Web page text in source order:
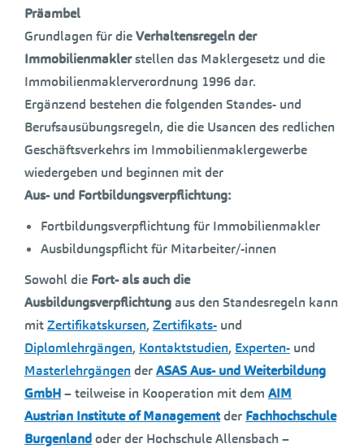
Präambel
Grundlagen für dieVerhaltensregeln der
Immobilienmaklerstellen das Maklergesetz und die
Immobilienmaklerverordnung 1996 dar.
Ergänzend bestehen die folgenden Standes- und
Berufsausübungsregeln, die die Usancen des redlichen
Geschäftsverkehrs im Immobilienmaklergewerbe
wiedergeben und beginnen mit der
Aus- und Fortbildungsverpflichtung:
Fortbildungsverpflichtung für Immobilienmakler
Ausbildungspflicht für Mitarbeiter/-innen
Sowohl die Fort- als auch die
Ausbildungsverpflichtungaus den Standesregeln kann
mitZertifikatskursen, Zertifikats- und
Diplomlehrgängen, Kontaktstudien, Experten- und
MasterlehrgängenderASAS Aus- und Weiterbildung
GmbH– teilweise in Kooperation mit dem AIM
Austrian Institute of Managementder Fachhochschule
Burgenlandoder der Hochschule Allensbach –